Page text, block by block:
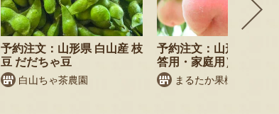
予約注文：山形県 白山産 枝
豆 だだちゃ豆
白山ちゃ茶農園
予約注文：山形県産 桃
答用・家庭用）
まるたか果樹園